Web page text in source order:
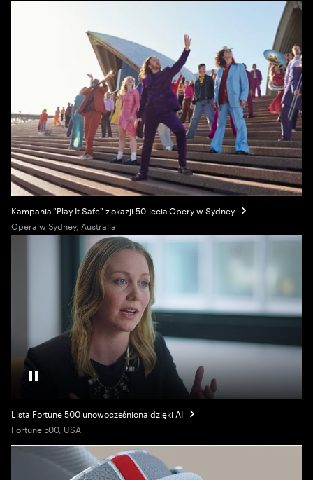
Kampania "Play It Safe" z okazji 50-lecia Opery w Sydney
Opera w Sydney, Australia
Pause Video
Lista Fortune 500 unowocześniona dzięki AI
Fortune 500, USA